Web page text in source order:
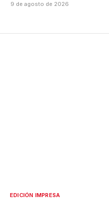
9 de agosto de 2026
EDICIÓN IMPRESA